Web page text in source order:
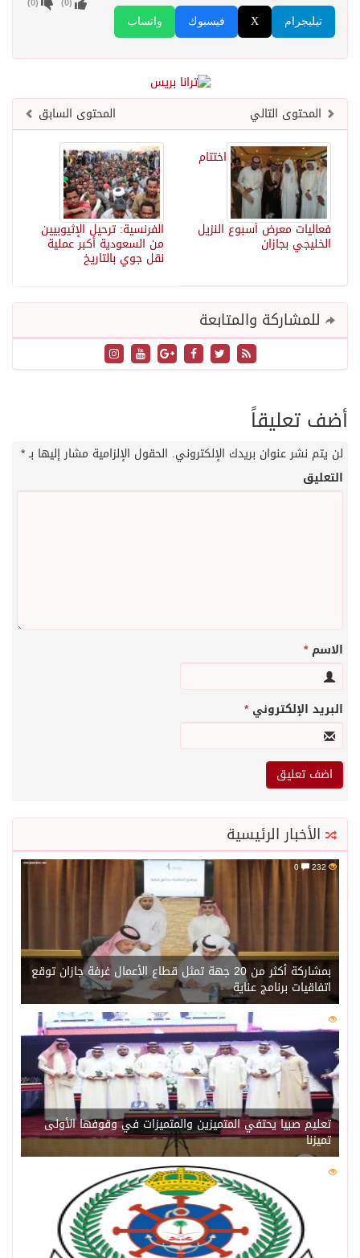
واتساب فيسبوك X تيليجرام
المحتوى السابق المحتوى التالي
الفرنسية: ترحيل الإثيوبيين
من السعودية أكبر عملية
نقل جوي بالتاريخ
اختتام
فعاليات معرض أسبوع النزيل
الخليجي بجازان
للمشاركة والمتابعة
أضف تعليقاً
لن يتم نشر عنوان بريدك الإلكتروني. الحقول الإلزامية مشار إليها بـ*
التعليق
الاسم*
البريد الإلكتروني*
الأخبار الرئيسية
232
بمشاركة أكثر من 20 جهة تمثل قطاع الأعمال غرفة جازان توقع
اتفاقيات برنامج عناية
214
تعليم صبيا يحتفي المتميزين والمتميزات في وقوفها الأولى
تميزنا
206